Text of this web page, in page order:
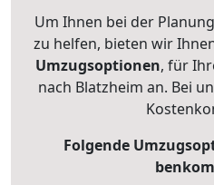
Um Ihnen bei der
zu helfen, bieten wir
Umzugsoptionen, für
nach Blatzheim an. Bei
Folgende